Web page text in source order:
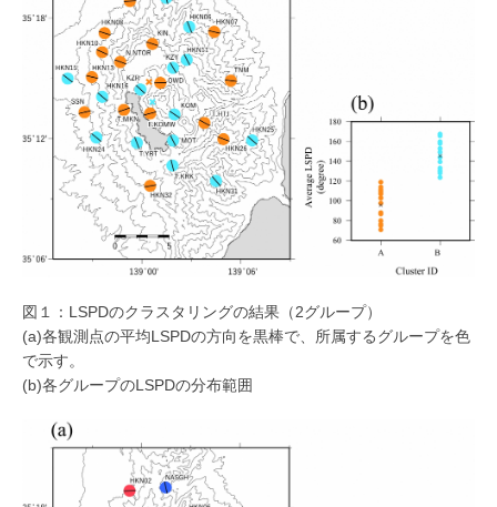
図１：LSPDのクラスタリングの結果（2グループ）
(a)各観測点の平均LSPDの方向を黒棒で、所属するグループを色
で示す。
(b)各グループのLSPDの分布範囲